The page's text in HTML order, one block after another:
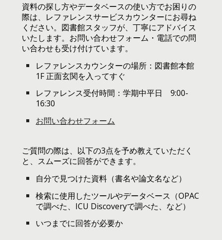
資料の探し方やデータベースの使い方でお困りの
際は、レファレンスサービスカウンターにお尋ね
ください。図書館スタッフが、丁寧にアドバイス
いたします。お問い合わせフォーム・電話での問
い合わせも受け付けています。
レファレンスカウンターの場所：図書館本館
1F 正面玄関を入ってすぐ
レファレンス受付時間：学期中平日 9:00-
16:30
お問い合わせフォーム
ご質問の際は、以下の3点を予め教えていただく
と、スムーズに回答ができます。
自分で見つけた資料（書名や論文名など）
検索に使用したツールやデータベース（OPAC
で調べた、ICU Discoveryで調べた、など）
いつまでに回答が必要か